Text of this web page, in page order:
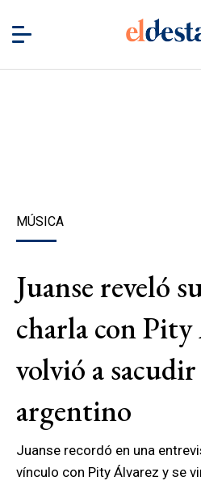
MÚSICA
Juanse reveló
charla con Pity
volvió a
argentino
Juanse recordó en una
vínculo con Pity Álvarez y se